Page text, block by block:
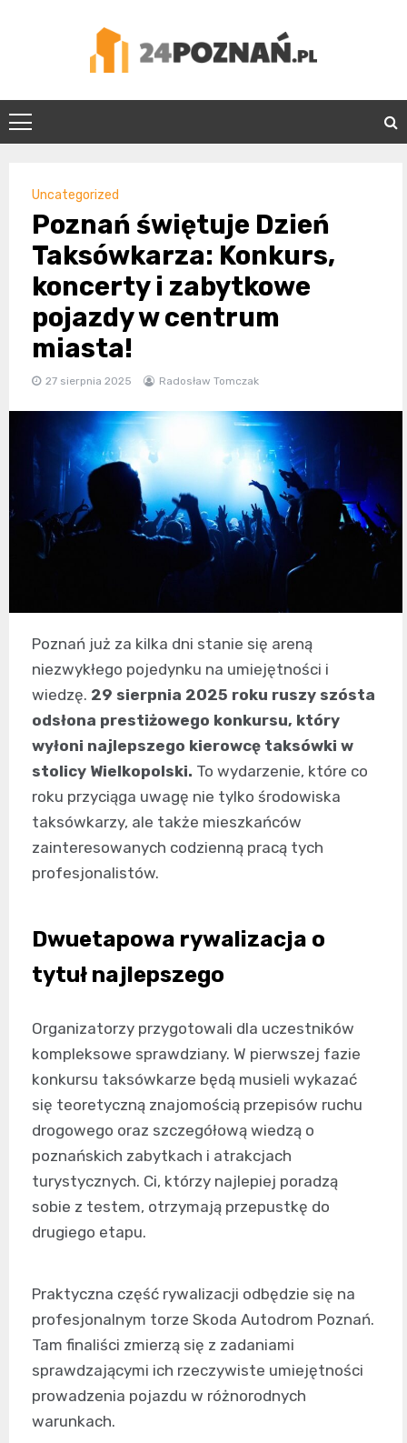
24Poznań.pl
Uncategorized
Poznań świętuje Dzień
Taksówkarza: Konkurs,
koncerty i zabytkowe
pojazdy w centrum
miasta!
27 sierpnia 2025 Radosław Tomczak
Poznań już za kilka dni stanie się areną
niezwykłego pojedynku na umiejętności i
wiedzę. 29 sierpnia 2025 roku ruszy szósta
odsłona prestiżowego konkursu, który
wyłoni najlepszego kierowcę taksówki w
stolicy Wielkopolski. To wydarzenie, które co
roku przyciąga uwagę nie tylko środowiska
taksówkarzy, ale także mieszkańców
zainteresowanych codzienną pracą tych
profesjonalistów.
Dwuetapowa rywalizacja o
tytuł najlepszego
Organizatorzy przygotowali dla uczestników
kompleksowe sprawdziany. W pierwszej fazie
konkursu taksówkarze będą musieli wykazać
się teoretyczną znajomością przepisów ruchu
drogowego oraz szczegółową wiedzą o
poznańskich zabytkach i atrakcjach
turystycznych. Ci, którzy najlepiej poradzą
sobie z testem, otrzymają przepustkę do
drugiego etapu.
Praktyczna część rywalizacji odbędzie się na
profesjonalnym torze Skoda Autodrom Poznań.
Tam finaliści zmierzą się z zadaniami
sprawdzającymi ich rzeczywiste umiejętności
prowadzenia pojazdu w różnorodnych
warunkach.